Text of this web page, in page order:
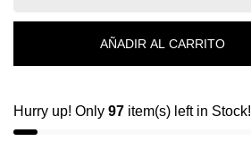
AÑADIR AL CARRITO
Hurry up! Only 97 item(s) left in Stock!